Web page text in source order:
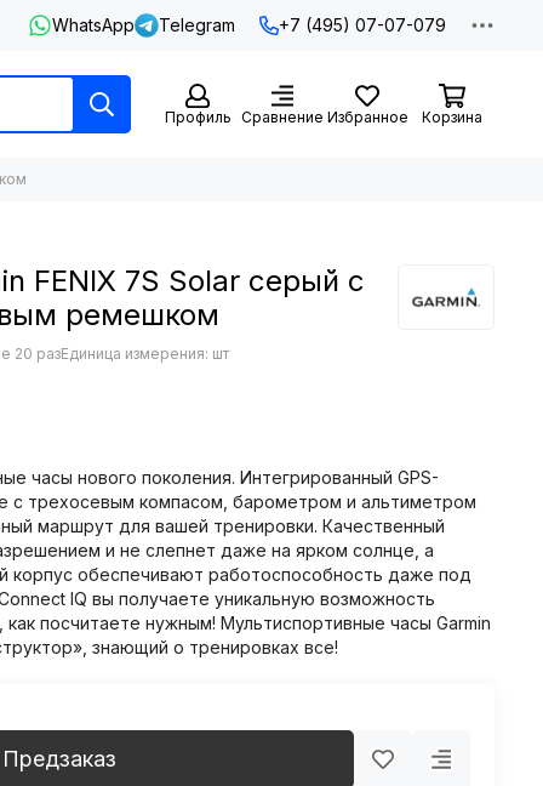
WhatsApp Telegram +7 (495) 07-07-079
Профиль Сравнение Избранное Корзина
FENIX 7S Solar серый с
ремешком
20 разЕдиница измерения: шт
часы нового поколения. Интегрированный GPS-
с трехосевым компасом, барометром и альтиметром
маршрут для вашей тренировки. Качественный
и не слепнет даже на ярком солнце, а
корпус обеспечивают работоспособность даже под
IQ вы получаете уникальную возможность
как посчитаете нужным! Мультиспортивные часы Garmin
знающий о тренировках все!
Предзаказ